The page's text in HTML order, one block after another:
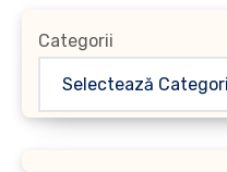
Categorii